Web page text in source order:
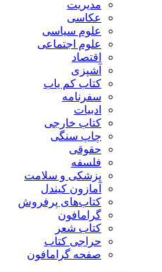
مدیریت
عکاسی
علوم سیاسی
علوم اجتماعی
اقتصاد
آشپزی
کتاب کم یاب
سفرنامه
ادبیات
کتاب خارجی
چاپ سنگی
حقوقی
فلسفه
پزشکی و سلامت
آمازون کیندل
کتاب‌های پرفروش
گرامافون
کتاب شعر
حراجی کتاب
صفحه گرامافون